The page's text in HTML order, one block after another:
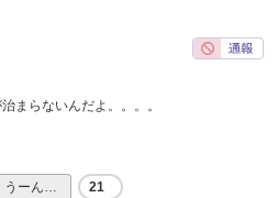
まらないんだよ。。。。
うーん… 21